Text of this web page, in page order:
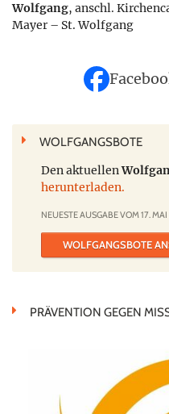
Wolfgang, anschl.
Mayer – St. Wolfgang
WOLFGANGSBOTE
Den aktuellen
herunterladen.
NEUESTE AUSGABE VOM 17.
WOLFGANGSBOTE
PRÄVENTION GEGEN